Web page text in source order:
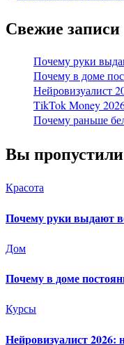
Свежие записи
Почему руки
Почему в доме
Нейровизуалист
TikTok Money
Почему раньше
Вы пропустили
Красота
Почему руки выдают
Дом
Почему в доме
Курсы
Нейровизуалист 2026: